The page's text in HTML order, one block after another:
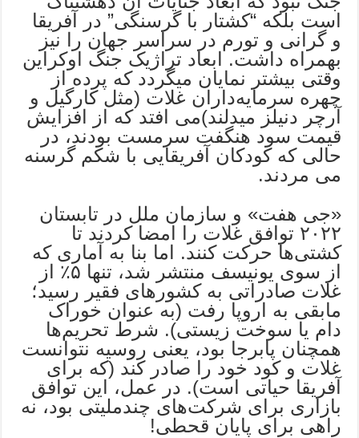
است بلکه “کشتار با گرسنگی” در آفریقا
و گرانی و تورم در سراسر جهان را نیز
بهمراه داشت. ابعاد تراژیک جنگ اوکراین
وقتی بیشتر نمایان میگردد که پرده از
چهره سرمایه‌داران غلات (مثل کارگیل و
آرچر دنیلز میدلند)می افتد که از افزایش
قیمت سود هنگفت سرمست بودند، در
حالی که کودکان آفریقایی با شکم گرسنه
می مردند.
«جی هفت» و سازمان ملل در تابستان
۲۰۲۲ توافق غلات را امضا کردند تا
کشتی‌ها حرکت کنند. اما بنا به آماری که
از سوی یونیسف منتشر شد، تنها ۵٪ از
غلات صادراتی به کشورهای فقیر رسید؛
مابقی به اروپا رفت (به عنوان خوراک
دام یا سوخت زیستی). شرط تحریم‌ها
همچنان پابرجا بود، یعنی روسیه نتوانست
غلات و کود خود را صادر کند (که برای
آفریقا حیاتی است). در عمل، این توافق
بازاری برای شرکت‌های چندملیتی بود، نه
راهی برای پایان قحطی!